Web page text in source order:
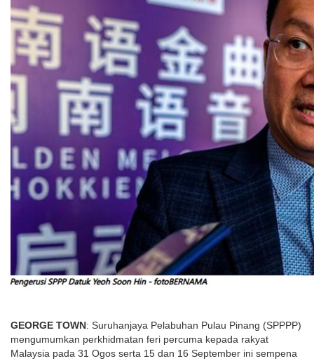
GEORGE TOWN: Suruhanjaya Pelabuhan Pulau Pinang (SPPPP)
mengumumkan perkhidmatan feri percuma kepada rakyat
Malaysia pada 31 Ogos serta 15 dan 16 September ini sempena